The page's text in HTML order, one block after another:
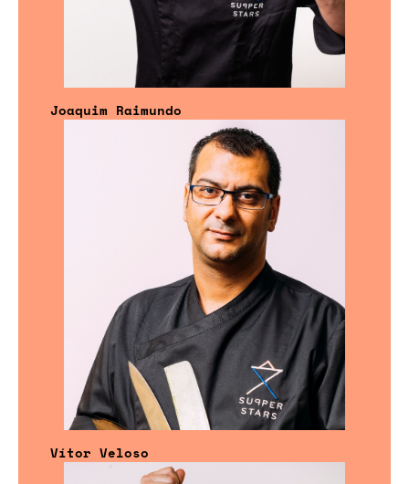
Joaquim Raimundo
Vítor Veloso